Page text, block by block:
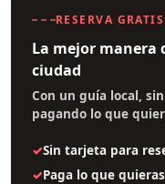
RESERVA GRATIS
La mejor manera
ciudad
Con un guía local,
pagando lo que
Sin tarjeta para
Paga lo que